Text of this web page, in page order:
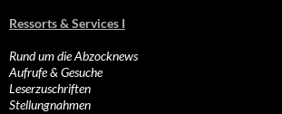
Ressorts & Services I
Rund um die Abzocknews
Aufrufe & Gesuche
Leserzuschriften
Stellungnahmen